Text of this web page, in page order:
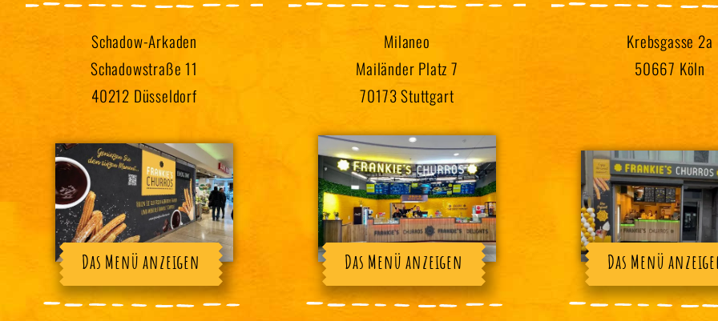
Schadow-Arkaden
Schadowstraße 11
40212 Düsseldorf
Das Menü anzeigen
Milaneo
Mailänder Platz 7
70173 Stuttgart
Das Menü anzeigen
Krebsgasse 2a
50667 Köln
Das Menü